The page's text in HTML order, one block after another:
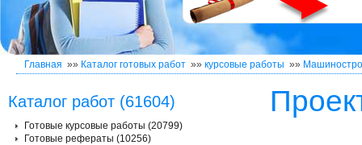
Главная »» Каталог готовых работ »» курсовые работы »»
Каталог работ (61604)
Готовые курсовые работы (20799)
Готовые рефераты (10256)